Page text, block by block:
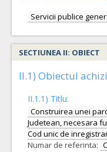
Servicii publice
SECTIUNEA II: OBIECT
II.1) Obiectul
II.1.1) Titlu:
Construirea unei
Judetean, necesara
Cod unic de
Numar de referinta: